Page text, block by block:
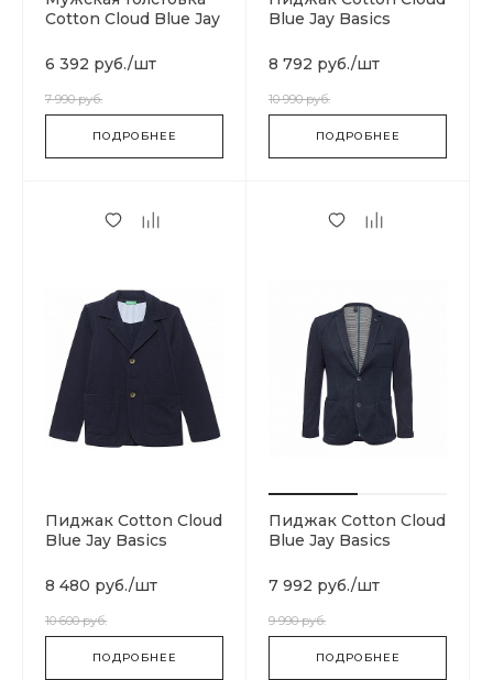
Cotton Cloud Blue Jay
6 392 руб./шт
7 990 руб.
ПОДРОБНЕЕ
Blue Jay Basics
8 792 руб./шт
10 990 руб.
ПОДРОБНЕЕ
Пиджак Cotton Cloud
Blue Jay Basics
8 480 руб./шт
10 600 руб.
ПОДРОБНЕЕ
Пиджак Cotton Cloud
Blue Jay Basics
7 992 руб./шт
9 990 руб.
ПОДРОБНЕЕ